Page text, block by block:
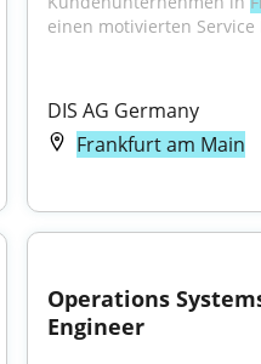
einen motivierten
DIS AG Germany
Frankfurt am Main
Operations
Engineer